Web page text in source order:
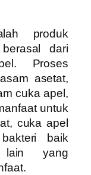
produk
dari
Proses
asetat,
cuka apel,
untuk
cuka apel
baik
lain yang